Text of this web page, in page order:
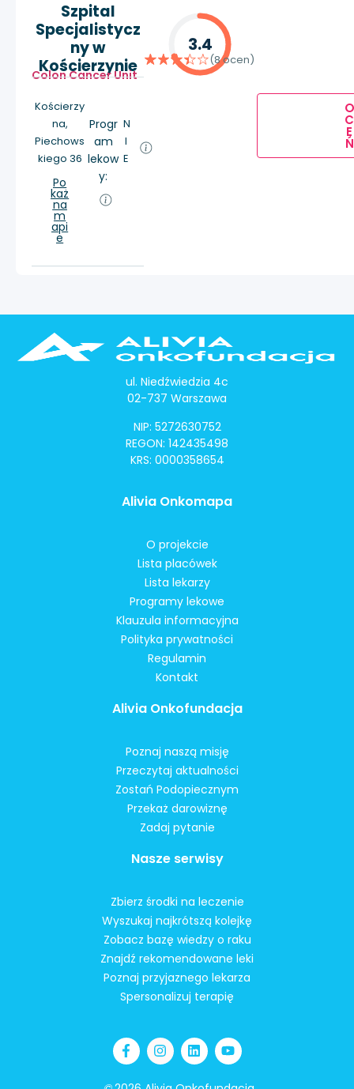
Szpital
Specjalistycz
ny w
Kościerzynie
Colon Cancer Unit
Kościerzy
na,
Piechows
kiego 36
Po
każ
na
m
api
e
Progr
am
lekow
y:
N
I
E
3.4
(8 ocen)
O
C
E
Ń
ul. Niedźwiedzia 4c
02-737 Warszawa
NIP: 5272630752
REGON: 142435498
KRS: 0000358654
Alivia Onkomapa
O projekcie
Lista placówek
Lista lekarzy
Programy lekowe
Klauzula informacyjna
Polityka prywatności
Regulamin
Kontakt
Alivia Onkofundacja
Poznaj naszą misję
Przeczytaj aktualności
Zostań Podopiecznym
Przekaż darowiznę
Zadaj pytanie
Nasze serwisy
Zbierz środki na leczenie
Wyszukaj najkrótszą kolejkę
Zobacz bazę wiedzy o raku
Znajdź rekomendowane leki
Poznaj przyjaznego lekarza
Spersonalizuj terapię